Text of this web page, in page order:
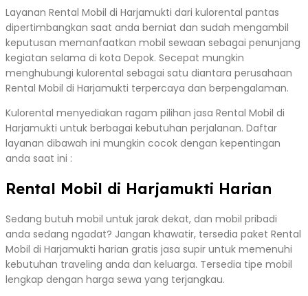
Layanan Rental Mobil di Harjamukti dari kulorental pantas
dipertimbangkan saat anda berniat dan sudah mengambil
keputusan memanfaatkan mobil sewaan sebagai penunjang
kegiatan selama di kota Depok. Secepat mungkin
menghubungi kulorental sebagai satu diantara perusahaan
Rental Mobil di Harjamukti terpercaya dan berpengalaman.
Kulorental menyediakan ragam pilihan jasa Rental Mobil di
Harjamukti untuk berbagai kebutuhan perjalanan. Daftar
layanan dibawah ini mungkin cocok dengan kepentingan
anda saat ini :
Rental Mobil di Harjamukti Harian
Sedang butuh mobil untuk jarak dekat, dan mobil pribadi
anda sedang ngadat? Jangan khawatir, tersedia paket Rental
Mobil di Harjamukti harian gratis jasa supir untuk memenuhi
kebutuhan traveling anda dan keluarga. Tersedia tipe mobil
lengkap dengan harga sewa yang terjangkau.